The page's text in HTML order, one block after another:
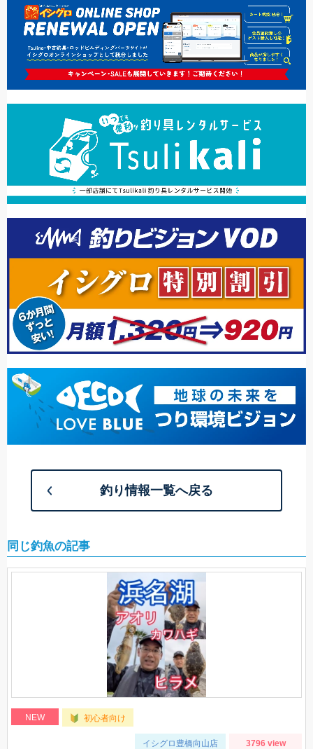
釣り情報一覧へ戻る
同じ釣魚の記事
NEW 初心者向け
イシグロ豊橋向山店 3796 view